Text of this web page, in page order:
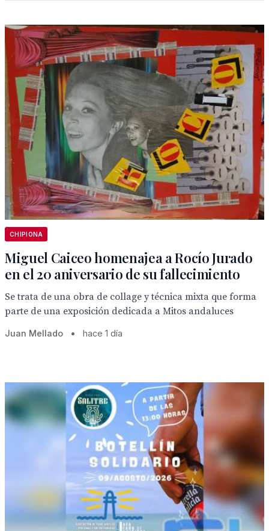
CHIPIONA
Miguel Caiceo homenajea a Rocío Jurado
en el 20 aniversario de su fallecimiento
Se trata de una obra de collage y técnica mixta que forma
parte de una exposición dedicada a Mitos andaluces
Juan Mellado • hace 1 día